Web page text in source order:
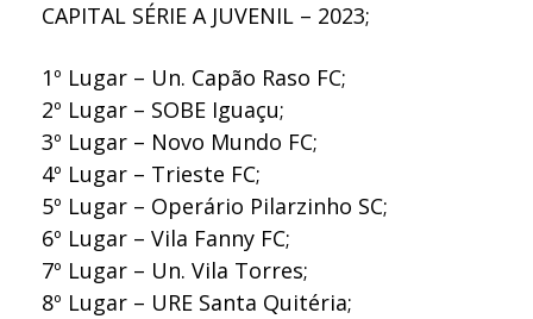
CAPITAL SÉRIE A JUVENIL – 2023;
1º Lugar – Un. Capão Raso FC;
2º Lugar – SOBE Iguaçu;
3º Lugar – Novo Mundo FC;
4º Lugar – Trieste FC;
5º Lugar – Operário Pilarzinho SC;
6º Lugar – Vila Fanny FC;
7º Lugar – Un. Vila Torres;
8º Lugar – URE Santa Quitéria;